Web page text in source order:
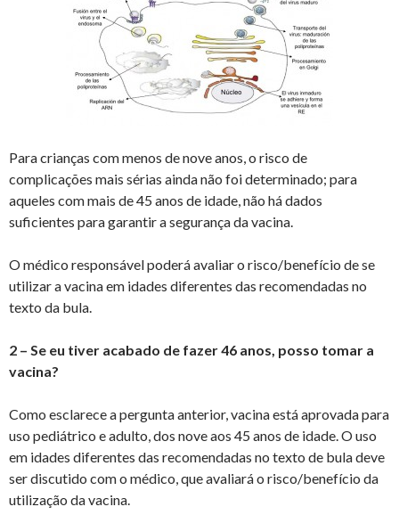
Para crianças com menos de nove anos, o risco de
complicações mais sérias ainda não foi determinado; para
aqueles com mais de 45 anos de idade, não há dados
suficientes para garantir a segurança da vacina.
O médico responsável poderá avaliar o risco/benefício de se
utilizar a vacina em idades diferentes das recomendadas no
texto da bula.
2 – Se eu tiver acabado de fazer 46 anos, posso tomar a
vacina?
Como esclarece a pergunta anterior, vacina está aprovada para
uso pediátrico e adulto, dos nove aos 45 anos de idade. O uso
em idades diferentes das recomendadas no texto de bula deve
ser discutido com o médico, que avaliará o risco/benefício da
utilização da vacina.